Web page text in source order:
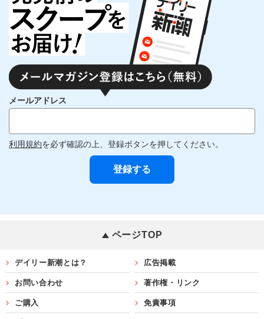
メールアドレス
利用規約を必ず確認の上、登録ボタンを押してください。
ページTOP
デイリー新潮とは？ 広告掲載
お問い合わせ 著作権・リンク
ご購入 免責事項